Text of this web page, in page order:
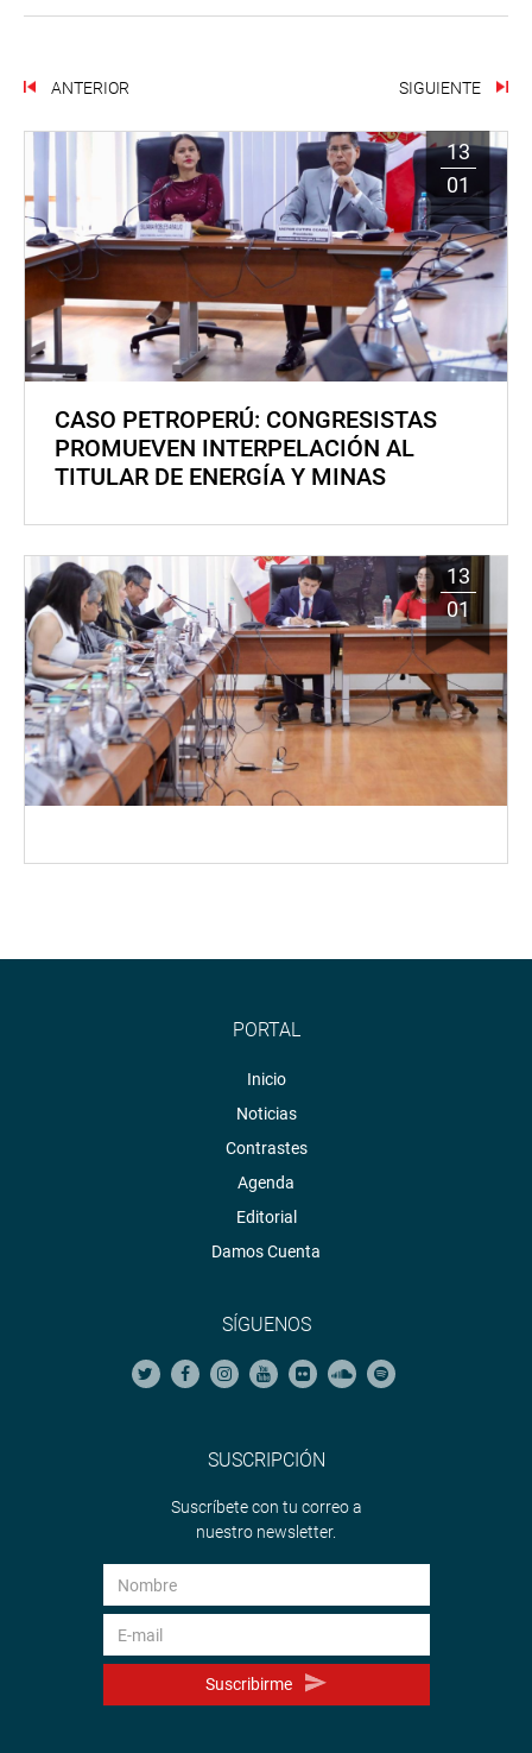
ANTERIOR SIGUIENTE
13
01
CASO PETROPERÚ: CONGRESISTAS
PROMUEVEN INTERPELACIÓN AL
TITULAR DE ENERGÍA Y MINAS
13
01
PORTAL
Inicio
Noticias
Contrastes
Agenda
Editorial
Damos Cuenta
SÍGUENOS
SUSCRIPCIÓN
Suscríbete con tu correo a
nuestro newsletter.
Suscribirme